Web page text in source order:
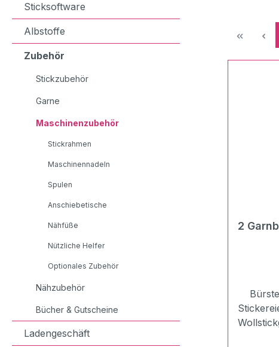
Sticksoftware
Albstoffe
Zubehör
Stickzubehör
Garne
Maschinenzubehör
Stickrahmen
Maschinennadeln
Spulen
Anschiebetische
Nähfüße
Nützliche Helfer
Optionales Zubehör
Nähzubehör
Bücher & Gutscheine
Ladengeschäft
2
Bürste